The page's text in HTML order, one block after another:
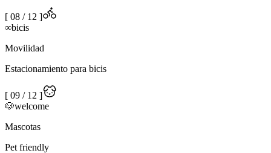
[ 08 / 12 ]
∞bicis
Movilidad
Estacionamiento para bicis
[ 09 / 12 ]
🐶welcome
Mascotas
Pet friendly